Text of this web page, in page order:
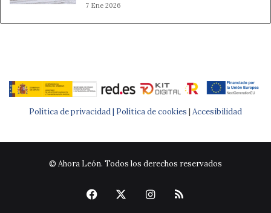
7 Ene 2026
Política de privacidad | Política de cookies Accesibilidad
© Ahora León. Todos los derechos reservados
Facebook Instagram
RSS